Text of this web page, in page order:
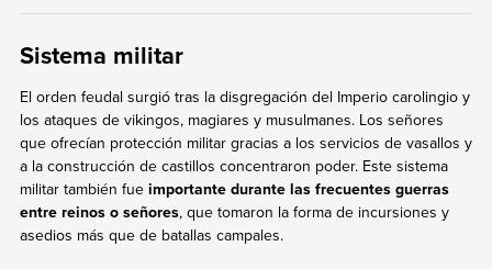
Sistema militar
El orden feudal surgió tras la disgregación del Imperio carolingio y
los ataques de vikingos, magiares y musulmanes. Los señores
que ofrecían protección militar gracias a los servicios de vasallos y
a la construcción de castillos concentraron poder. Este sistema
militar también fue importante durante las frecuentes guerras
entre reinos o señores, que tomaron la forma de incursiones y
asedios más que de batallas campales.